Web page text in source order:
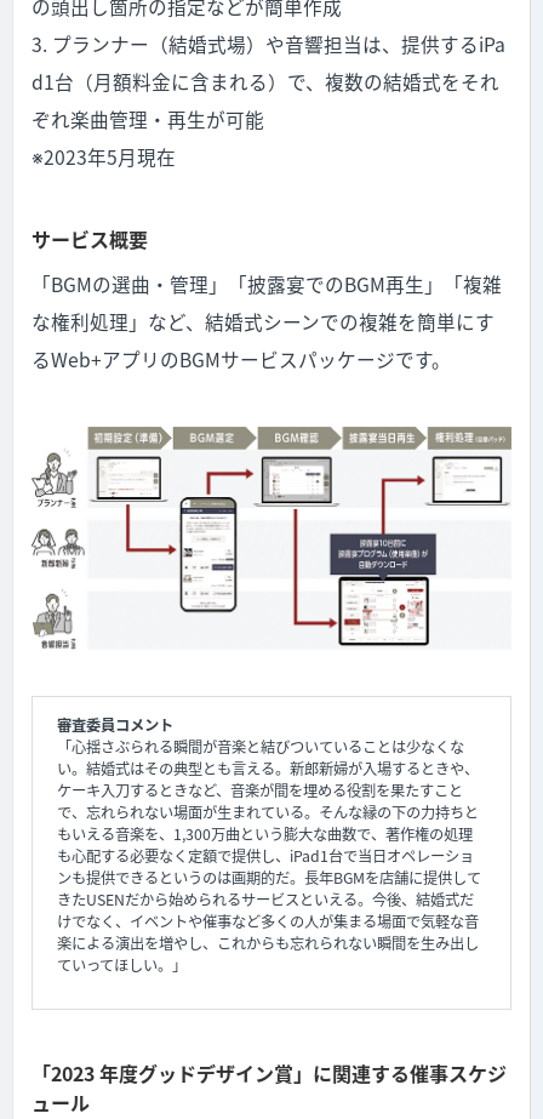
の頭出し箇所の指定などが簡単作成
3. プランナー（結婚式場）や音響担当は、提供するiPa
d1台（月額料金に含まれる）で、複数の結婚式をそれ
ぞれ楽曲管理・再生が可能
※2023年5月現在
サービス概要
「BGMの選曲・管理」「披露宴でのBGM再生」「複雑
な権利処理」など、結婚式シーンでの複雑を簡単にす
るWeb+アプリのBGMサービスパッケージです。
審査委員コメント
「心揺さぶられる瞬間が音楽と結びついていることは少なくな
い。結婚式はその典型とも言える。新郎新婦が入場するときや、
ケーキ入刀するときなど、音楽が間を埋める役割を果たすこと
で、忘れられない場面が生まれている。そんな縁の下の力持ちと
もいえる音楽を、1,300万曲という膨大な曲数で、著作権の処理
も心配する必要なく定額で提供し、iPad1台で当日オペレーショ
ンも提供できるというのは画期的だ。長年BGMを店舗に提供して
きたUSENだから始められるサービスといえる。今後、結婚式だ
けでなく、イベントや催事など多くの人が集まる場面で気軽な音
楽による演出を増やし、これからも忘れられない瞬間を生み出し
ていってほしい。」
「2023 年度グッドデザイン賞」に関連する催事スケジ
ュール